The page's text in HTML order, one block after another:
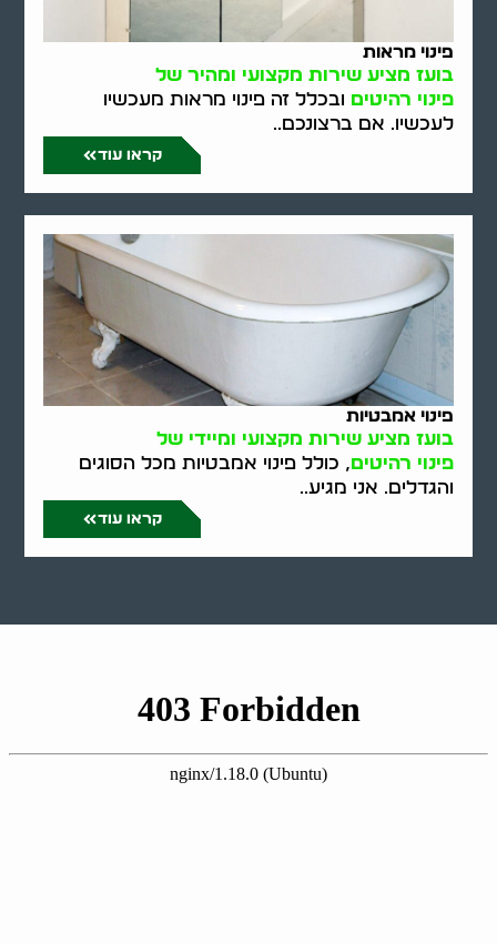
פינוי מראות
בועז מציע שירות מקצועי ומהיר של
פינוי רהיטים ובכלל זה פינוי מראות מעכשיו
לעכשיו. אם ברצונכם..
קראו עוד
פינוי אמבטיות
בועז מציע שירות מקצועי ומיידי של
פינוי רהיטים, כולל פינוי אמבטיות מכל הסוגים
והגדלים. אני מגיע..
קראו עוד